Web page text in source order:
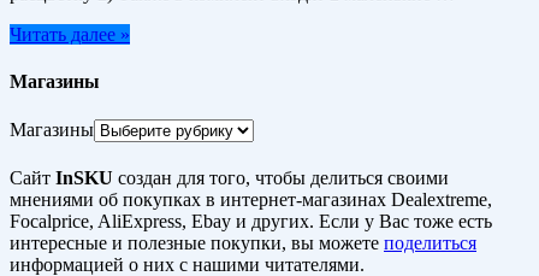
Читать далее »
Магазины
Магазины
Сайт InSKU создан для того, чтобы делиться своими
мнениями об покупках в интернет-магазинах Dealextreme,
Focalprice, AliExpress, Ebay и других. Если у Вас тоже есть
интересные и полезные покупки, вы можете поделиться
информацией о них с нашими читателями.